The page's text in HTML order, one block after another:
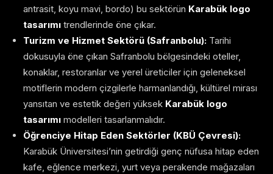
antrasit, koyu mavi, bordo) bu sektörün Karabük logo
tasarımı trendlerinde öne çıkar.
Turizm ve Hizmet Sektörü (Safranbolu): Tarihi
dokusuyla öne çıkan Safranbolu bölgesindeki oteller,
konaklar, restoranlar ve yerel üreticiler için geleneksel
motiflerin modern çizgilerle harmanlandığı, kültürel mirası
yansıtan ve estetik değeri yüksek Karabük logo
tasarımı modelleri tasarlanmalıdır.
Öğrenciye Hitap Eden Sektörler (KBÜ Çevresi):
Karabük Üniversitesi’nin getirdiği genç nüfusa hitap eden
kafe, eğlence merkezi, yurt veya perakende mağazaları